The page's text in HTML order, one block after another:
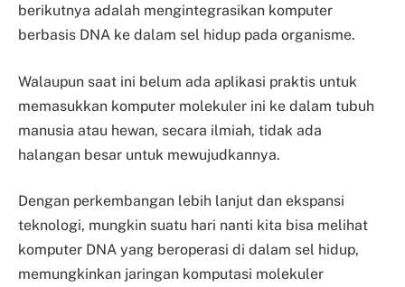
berikutnya adalah mengintegrasikan komputer
berbasis DNA ke dalam sel hidup pada organisme.
Walaupun saat ini belum ada aplikasi praktis untuk
memasukkan komputer molekuler ini ke dalam tubuh
manusia atau hewan, secara ilmiah, tidak ada
halangan besar untuk mewujudkannya.
Dengan perkembangan lebih lanjut dan ekspansi
teknologi, mungkin suatu hari nanti kita bisa melihat
komputer DNA yang beroperasi di dalam sel hidup,
memungkinkan jaringan komputasi molekuler